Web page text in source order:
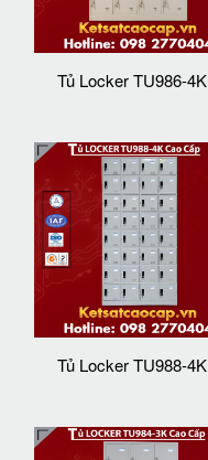
Tủ Locker TU986-4K
Tủ Locker TU988-4K